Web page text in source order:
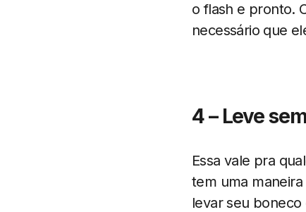
o flash e pronto.
necessário que
4 – Leve
Essa vale pra
tem uma
levar seu